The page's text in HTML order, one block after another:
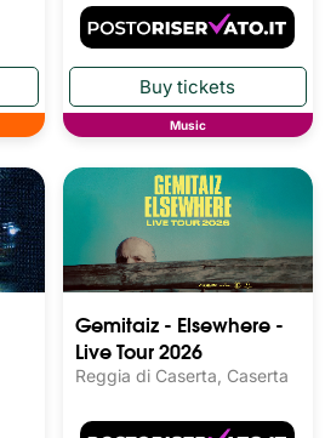
Music
Gemitaiz - Elsewhere -
Live Tour 2026
Reggia di Caserta, Caserta